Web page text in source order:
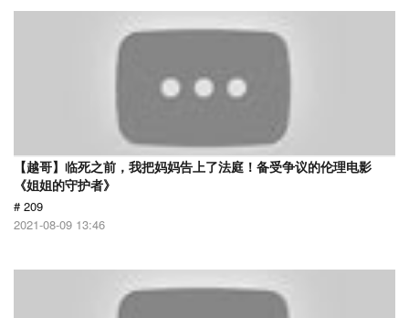
【越哥】临死之前，我把妈妈告上了法庭！备受争议的伦理电影
《姐姐的守护者》
# 209
2021-08-09 13:46